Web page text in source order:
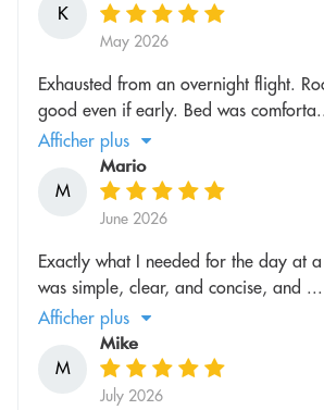
K
May 2026
Exhausted from an overnight flight.
good even if early. Bed was
Afficher plus
M
Mario
June 2026
Exactly what I needed for the day at
was simple, clear, and concise, and ...
Afficher plus
M
Mike
July 2026